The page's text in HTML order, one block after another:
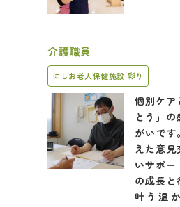
介護職員
にしお老人保健施設 彩り
個別ケア
とう」の
がいです
えた意見
いサポー
の成長と
叶う温